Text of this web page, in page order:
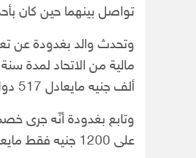
تواصل بينهما حين كان
وتحدث والد بغدودة عن
ألف جنيه مايعادل 517 دولاراً.
على 1200 جنيه فقط مايعادل 38 دولاراً، على حد قوله.